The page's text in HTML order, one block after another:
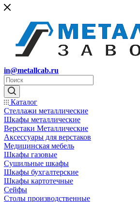
in@metallcab.ru
Каталог
Стеллажи металлические
Шкафы металлические
Верстаки Металлические
Аксессуары для верстаков
Медицинская мебель
Шкафы газовые
Сушильные шкафы
Шкафы бухгалтерские
Шкафы картотечные
Сейфы
Столы производственные